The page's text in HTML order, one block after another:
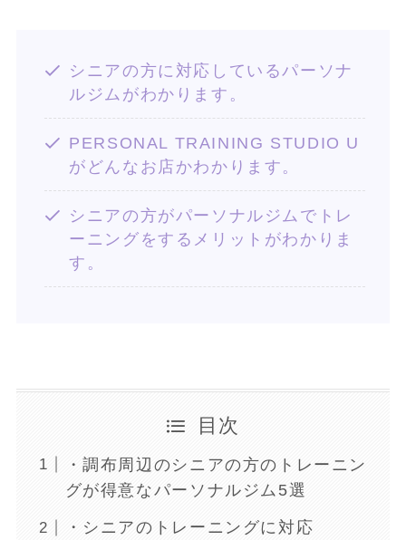
シニアの方に対応しているパーソナ
ルジムがわかります。
PERSONAL TRAINING STUDIO U
がどんなお店かわかります。
シニアの方がパーソナルジムでトレ
ーニングをするメリットがわかりま
す。
目次
・調布周辺のシニアの方のトレーニン
グが得意なパーソナルジム5選
・シニアのトレーニングに対応